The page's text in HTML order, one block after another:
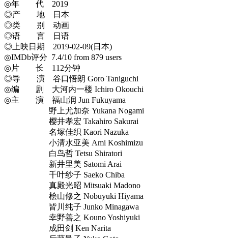
◎年 代 2019
◎产 地 日本
◎类 别 动画
◎语 言 日语
◎上映日期 2019-02-09(日本)
◎IMDb评分 7.4/10 from 879 users
◎片 长 112分钟
◎导 演 谷口悟朗 Goro Taniguchi
◎编 剧 大河内一楼 Ichiro Okouchi
◎主 演 福山润 Jun Fukuyama
野上尤加奈 Yukana Nogami
樱井孝宏 Takahiro Sakurai
名塚佳织 Kaori Nazuka
小清水亚美 Ami Koshimizu
白鸟哲 Tetsu Shiratori
新井里美 Satomi Arai
千叶纱子 Saeko Chiba
真殿光昭 Mitsuaki Madono
桧山修之 Nobuyuki Hiyama
皆川纯子 Junko Minagawa
幸野善之 Kouno Yoshiyuki
成田剑 Ken Narita